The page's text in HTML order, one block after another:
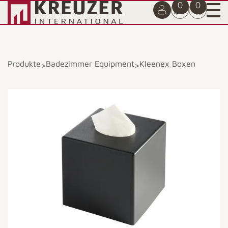
0 0
Produkte>Badezimmer Equipment>Kleenex Boxen